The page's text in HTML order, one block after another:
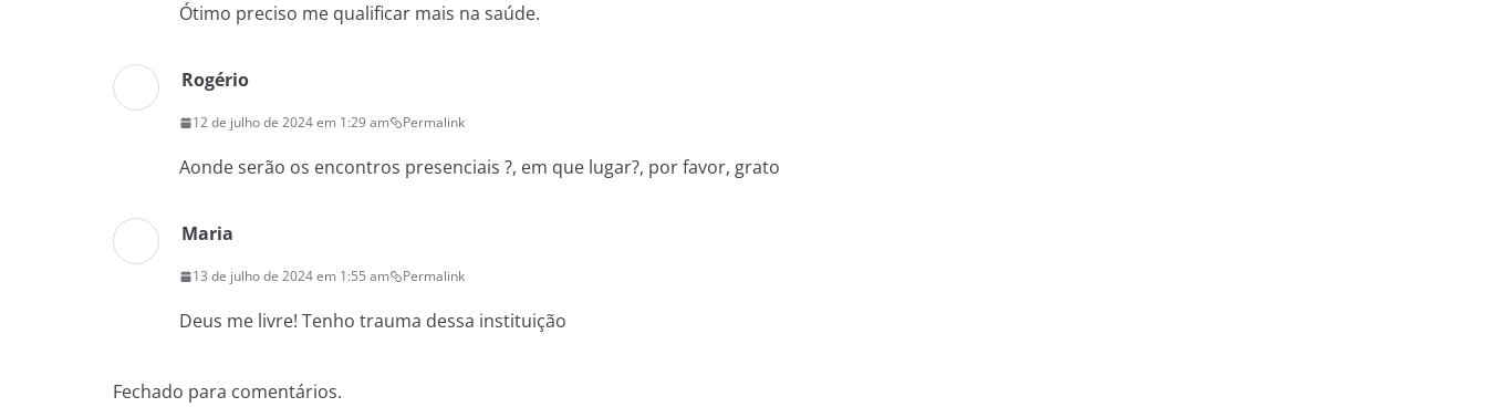
Ótimo preciso me qualificar mais na saúde.
Rogério
12 de julho de 2024 em 1:29 am Permalink
Aonde serão os encontros presenciais ?, em que lugar?, por favor, grato
Maria
13 de julho de 2024 em 1:55 am Permalink
Deus me livre! Tenho trauma dessa instituição
Fechado para comentários.